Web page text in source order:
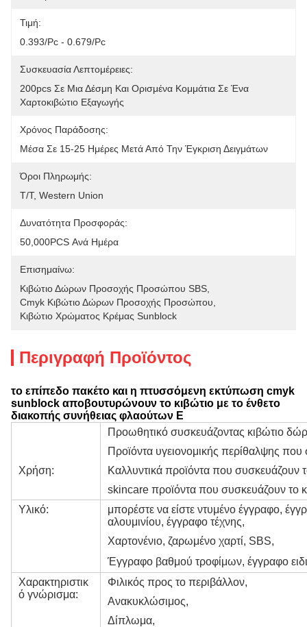
Τιμή:
0.393/pc - 0.679/pc
Συσκευασία Λεπτομέρειες:
200pcs Σε Μια Δέσμη Και Ορισμένα Κομμάτια Σε Ένα
Χαρτοκιβώτιο Εξαγωγής
Χρόνος Παράδοσης:
Μέσα Σε 15-25 Ημέρες Μετά Από Την Έγκριση Δειγμάτων
Όροι Πληρωμής:
T/T, Western Union
Δυνατότητα Προσφοράς:
50,000PCS Ανά Ημέρα
Επισημαίνω:
Κιβώτιο Δώρων Προσοχής Προσώπου SBS
Cmyk Κιβώτιο Δώρων Προσοχής Προσώπου
Κιβώτιο Χρώματος Κρέμας Sunblock
Περιγραφή Προϊόντος
το επίπεδο πακέτο και η πτυσσόμενη εκτύπωση cmyk
sunblock αποβουτυρώνουν το κιβώτιο με το ένθετο
διακοπής συνήθειας φλαούτων Ε
Χρήση:
Προωθητικό συσκευάζοντας κιβώτιο
Προϊόντα υγειονομικής περίθαλψης που
Καλλυντικά προϊόντα που συσκευάζουν
skincare προϊόντα που συσκευάζουν το
Υλικό:
μπορέστε να είστε ντυμένο έγγραφο,
αλουμινίου, έγγραφο τέχνης,
Χαρτονένιο, ζαρωμένο χαρτί, SBS,
Έγγραφο βαθμού τροφίμων, έγγραφο
Χαρακτηριστικ
ό γνώρισμα:
Φιλικός προς το περιβάλλον,
Ανακυκλώσιμος,
Δίπλωμα,